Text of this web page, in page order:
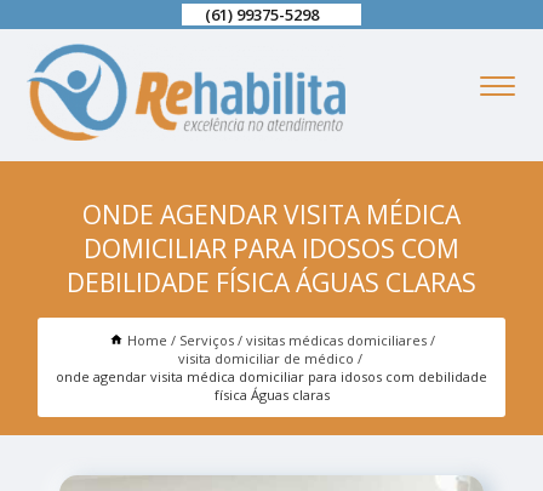
(61) 99375-5298
ONDE AGENDAR VISITA MÉDICA
DOMICILIAR PARA IDOSOS COM
DEBILIDADE FÍSICA ÁGUAS CLARAS
Home Serviços
visitas médicas domiciliares
visita domiciliar de médico
onde agendar visita médica domiciliar para idosos com debilidade
física Águas claras